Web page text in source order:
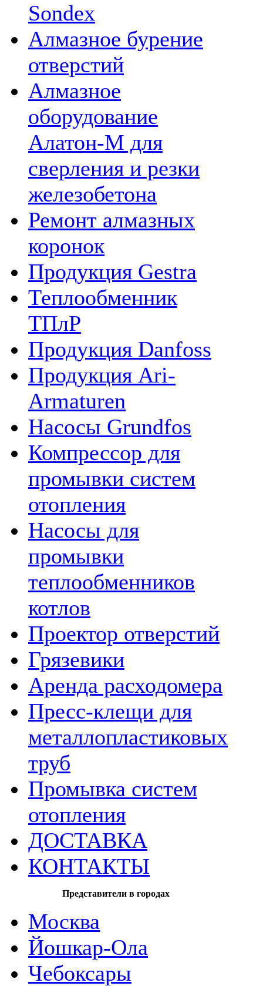
Sondex
Алмазное бурение
отверстий
Алмазное
оборудование
Алатон-М для
сверления и резки
железобетона
Ремонт алмазных
коронок
Продукция Gestra
Теплообменник
ТПлР
Продукция Danfoss
Продукция Ari-
Armaturen
Насосы Grundfos
Компрессор для
промывки систем
отопления
Насосы для
промывки
теплообменников
котлов
Проектор отверстий
Грязевики
Аренда расходомера
Пресс-клещи для
металлопластиковых
труб
Промывка систем
отопления
ДОСТАВКА
КОНТАКТЫ
Представители в городах
Москва
Йошкар-Ола
Чебоксары